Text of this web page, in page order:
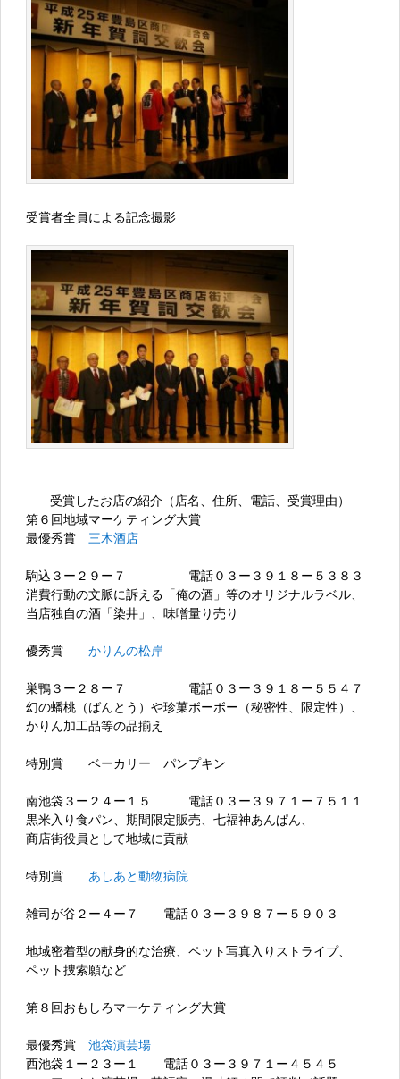
受賞者全員による記念撮影
受賞したお店の紹介（店名、住所、電話、受賞理由）
第６回地域マーケティング大賞
最優秀賞 三木酒店
駒込３ー２９ー７ 電話０３ー３９１８ー５３８３
消費行動の文脈に訴える「俺の酒」等のオリジナルラベル、
当店独自の酒「染井」、味噌量り売り
優秀賞 かりんの松岸
巣鴨３ー２８ー７ 電話０３ー３９１８ー５５４７
幻の蟠桃（ばんとう）や珍菓ボーボー（秘密性、限定性）、
かりん加工品等の品揃え
特別賞 ベーカリー パンプキン
南池袋３ー２４ー１５ 電話０３ー３９７１ー７５１１
黒米入り食パン、期間限定販売、七福神あんぱん、
商店街役員として地域に貢献
特別賞 あしあと動物病院
雑司が谷２ー４ー７ 電話０３ー３９８７ー５９０３
地域密着型の献身的な治療、ペット写真入りストライプ、
ペット捜索願など
第８回おもしろマーケティング大賞
最優秀賞 池袋演芸場
西池袋１ー２３ー１ 電話０３ー３９７１ー４５４５